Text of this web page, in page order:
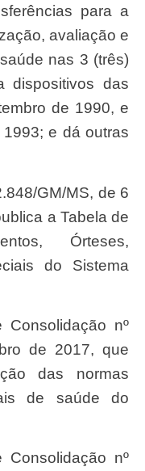
para a
avaliação e
nas 3 (três)
dispositivos das
de 1990, e
e dá outras
a Tabela de
Órteses,
do Sistema
de 2017, que
das normas
de saúde do